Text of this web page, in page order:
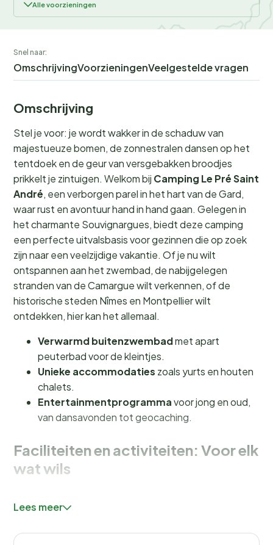
Alle voorzieningen
Snel naar:
OmschrijvingVoorzieningenVeelgestelde vragen
Omschrijving
Stel je voor: je wordt wakker in de schaduw van
majestueuze bomen, de zonnestralen dansen op het
tentdoek en de geur van versgebakken broodjes
prikkelt je zintuigen. Welkom bij Camping Le Pré Saint
André, een verborgen parel in het hart van de Gard,
waar rust en avontuur hand in hand gaan. Gelegen in
het charmante Souvignargues, biedt deze camping
een perfecte uitvalsbasis voor gezinnen die op zoek
zijn naar een veelzijdige vakantie. Of je nu wilt
ontspannen aan het zwembad, de nabijgelegen
stranden van de Camargue wilt verkennen, of de
historische steden Nîmes en Montpellier wilt
ontdekken, hier kan het allemaal.
Verwarmd buitenzwembadmet apart
peuterbad voor de kleintjes.
Unieke accommodaties zoals yurts en houten
chalets.
Entertainmentprogrammavoor jong en oud,
van dansavonden tot geocaching.
Faciliteiten en activiteiten: Voor elk
wat wils
en ontspanning. Neem een duik in het
geopend is, of laat de kleintjes spetteren in het aparte
Lees meer